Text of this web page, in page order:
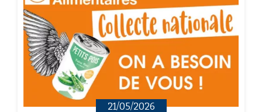
21/05/2026